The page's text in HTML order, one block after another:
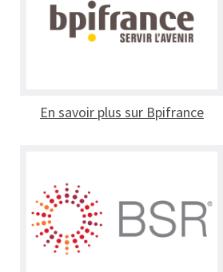
En savoir plus sur Bpifrance